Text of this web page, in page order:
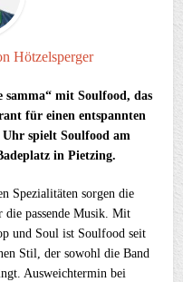
Hötzelsperger
samma“ mit Soulfood, das
für einen entspannten
spielt Soulfood am
in Pietzing.
Spezialitäten sorgen die
passende Musik. Mit
und Soul ist Soulfood seit
Stil, der sowohl die Band
Ausweichtermin bei